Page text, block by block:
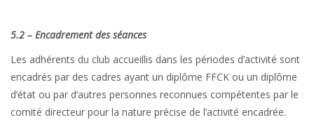
5.2 – Encadrement des séances
Les adhérents du club accueillis dans les périodes d’activité sont
encadrés par des cadres ayant un diplôme FFCK ou un diplôme
d’état ou par d’autres personnes reconnues compétentes par le
comité directeur pour la nature précise de l’activité encadrée.